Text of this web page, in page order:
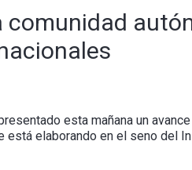
esta mañana un
elaborando en el seno del